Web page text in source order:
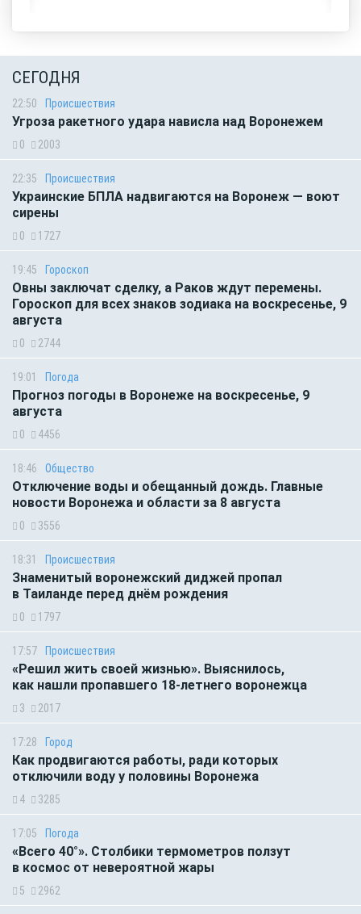
СЕГОДНЯ
22:50 Происшествия
Угроза ракетного удара нависла над Воронежем
0 2003
22:35 Происшествия
Украинские БПЛА надвигаются на Воронеж — воют
сирены
0 1727
19:45 Гороскоп
Овны заключат сделку, а Раков ждут перемены.
Гороскоп для всех знаков зодиака на воскресенье, 9
августа
0 2744
19:01 Погода
Прогноз погоды в Воронеже на воскресенье, 9
августа
0 4456
18:46 Общество
Отключение воды и обещанный дождь. Главные
новости Воронежа и области за 8 августа
0 3556
18:31 Происшествия
Знаменитый воронежский диджей пропал
в Таиланде перед днём рождения
0 1797
17:57 Происшествия
«Решил жить своей жизнью». Выяснилось,
как нашли пропавшего 18-летнего воронежца
3 2017
17:28 Город
Как продвигаются работы, ради которых
отключили воду у половины Воронежа
4 3285
17:05 Погода
«Всего 40°». Столбики термометров ползут
в космос от невероятной жары
5 2962